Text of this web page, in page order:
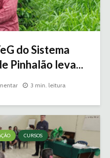
do Sistema
Pinhalão leva...
3 min. leitura
CURSOS